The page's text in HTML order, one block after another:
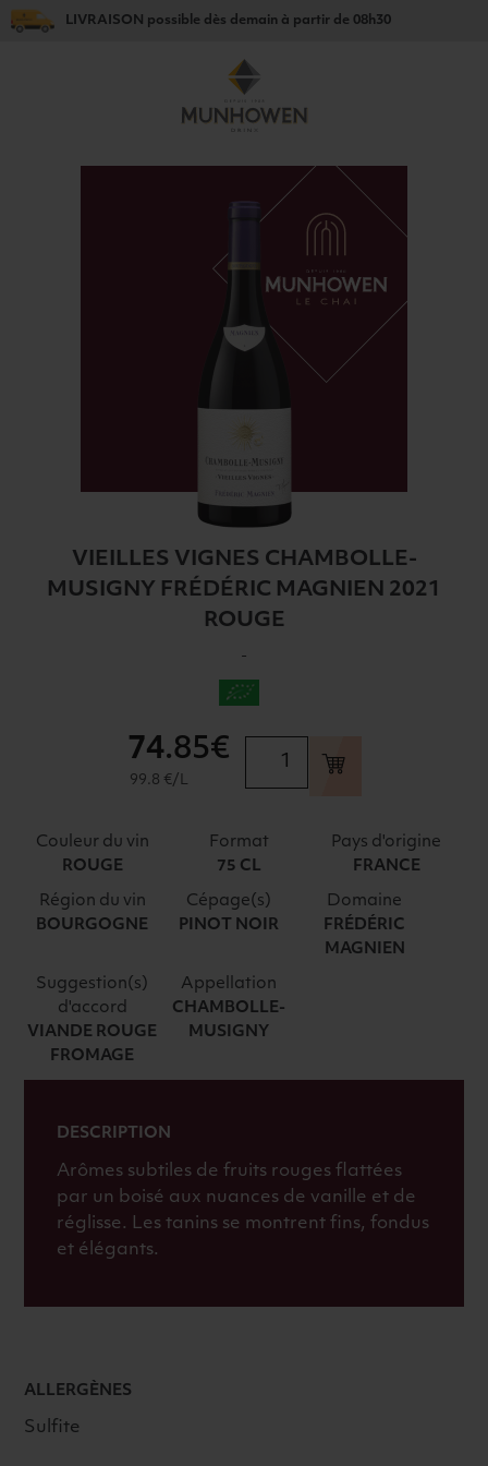
LIVRAISON possible dès demain à partir de 08h30
VIEILLES VIGNES CHAMBOLLE-
MUSIGNY FRÉDÉRIC MAGNIEN 2021
ROUGE
-
CHAMBOLLE-
FRÉDÉRIC
MAGNIEN
ROUGE
74.85€
99.8 €/L
Couleur du vin
ROUGE
Format
75 CL
Pays d'origine
FRANCE
Région du vin
BOURGOGNE
Cépage(s)
PINOT NOIR
Domaine
FRÉDÉRIC
MAGNIEN
Suggestion(s)
d'accord
VIANDE ROUGE
FROMAGE
Appellation
CHAMBOLLE-
MUSIGNY
DESCRIPTION
Arômes subtiles de fruits rouges flattées
par un boisé aux nuances de vanille et de
réglisse. Les tanins se montrent fins, fondus
et élégants.
ALLERGÈNES
Sulfite